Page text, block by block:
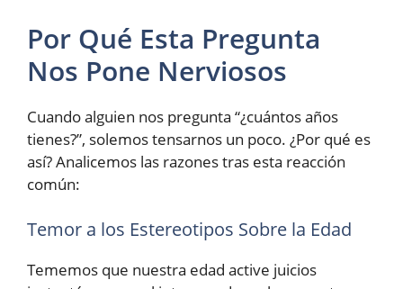
Por Qué Esta Pregunta
Nos Pone Nerviosos
Cuando alguien nos pregunta “¿cuántos años
tienes?”, solemos tensarnos un poco. ¿Por qué es
así? Analicemos las razones tras esta reacción
común:
Temor a los Estereotipos Sobre la Edad
Tememos que nuestra edad active juicios